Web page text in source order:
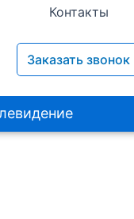
Контакты
Заказать звонок
система
Coral
HSU-
12HPL303